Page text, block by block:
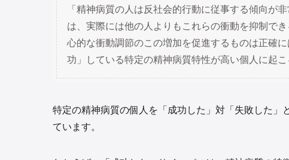
「精神病質の人は反社会的行動に従事する傾向が
は、実際には他の人よりもこれらの衝動を抑制で
心的な衝動調節のこの増加を促進するものは正確
功」している特定の精神病質特性が高い個人に起こ
特定の精神病質の個人を「成功した」対「失敗した
ています。